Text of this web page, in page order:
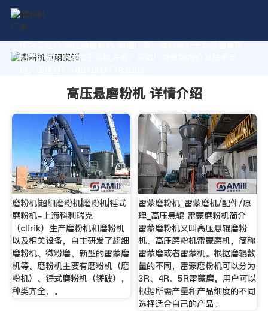
作为专业的 高压悬磨粉机 制造厂家，我们致力于为您量身定
制高价值的粉体加工系统方案。获取厂家直销报价及技术支
高压悬磨粉机 详情介绍
磨粉机|超细磨粉机|磨粉机|锤式
磨粉机-上海科利瑞克
（clirik）生产磨粉机和磨粉机
以及相关设备，自主研发了超细
磨粉机、微粉磨、新型的雷蒙磨
机等。磨粉机主要有磨粉机（磨
粉机）、锤式磨粉机（锤破），
种类齐全，。
雷蒙磨粉机_雷蒙磨机/配件/原
理_高压悬辊 雷蒙磨粉机简介
雷蒙磨粉机又叫高压悬辊磨粉
机、高压磨粉机雷蒙磨机，简称
雷蒙磨或者雷蒙机。根据磨辊数
量的不同，雷蒙磨粉机可以分为
3R、4R、5R雷蒙磨，用户可以
根据所需产量和产品细度的不同
选择适合自己的产品。